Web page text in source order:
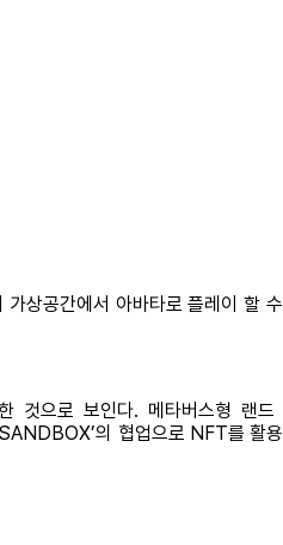
상공간에서 아바타로 플레이 할
으로 보인다. 메타버스형 랜드
의 협업으로 NFT를 활